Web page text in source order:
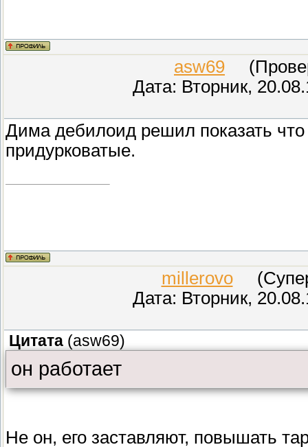
asw69
Дата: Вторник,
Дима дебилоид решил показать
придурковатые.
millerovo
Дата: Вторник,
Цитата (asw69)
он работает
Не он, его заставляют, повышать